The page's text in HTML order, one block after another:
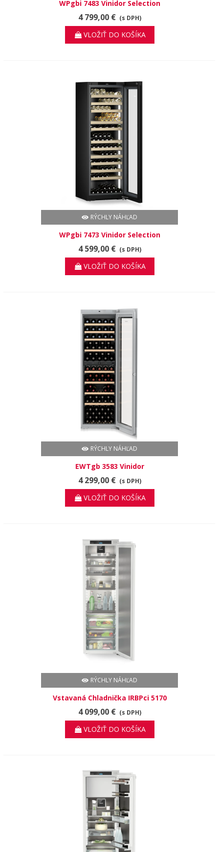
WPgbi 7483 Vinidor Selection
4 799,00 € (s DPH)
VLOŽIŤ DO KOŠÍKA
RÝCHLY NÁHĽAD
WPgbi 7473 Vinidor Selection
4 599,00 € (s DPH)
VLOŽIŤ DO KOŠÍKA
RÝCHLY NÁHĽAD
EWTgb 3583 Vinidor
4 299,00 € (s DPH)
VLOŽIŤ DO KOŠÍKA
RÝCHLY NÁHĽAD
Vstavaná Chladnička IRBPci 5170
Peak BioFresh
4 099,00 € (s DPH)
VLOŽIŤ DO KOŠÍKA